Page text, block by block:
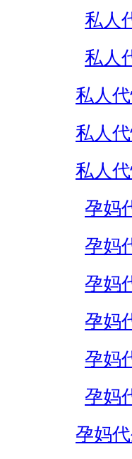
私人
私人
私人
私人
私人
孕妈
孕妈
孕妈
孕妈
孕妈
孕妈
孕妈